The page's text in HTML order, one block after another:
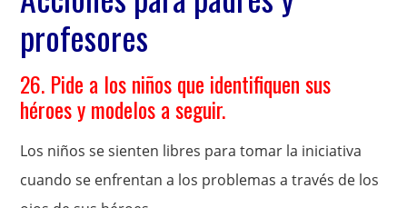
profesores
26. Pide a los niños que identifiquen sus
héroes y modelos a seguir.
Los niños se sienten libres para tomar la iniciativa
cuando se enfrentan a los problemas a través de los